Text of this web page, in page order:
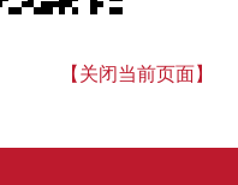
【关闭当前页面】